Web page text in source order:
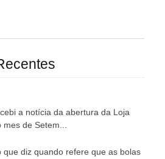
a notícia da abertura da Loja
de Setem...
que diz quando refere que as bolas